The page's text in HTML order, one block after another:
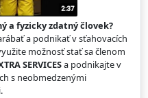
a fyzicky zdatný človek?
a podnikať v sťahovacích
možnosť stať sa členom
SERVICESa podnikajte v
s neobmedzenými